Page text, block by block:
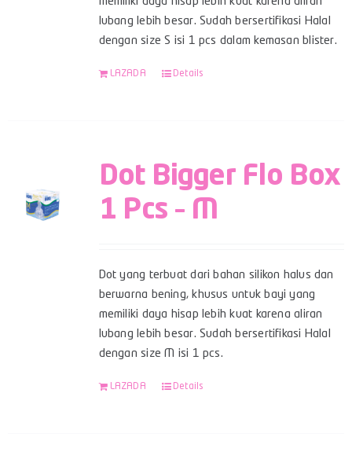
lubang lebih besar. Sudah bersertifikasi Halal
dengan size S isi 1 pcs dalam kemasan blister.
LAZADA Details
Dot Bigger Flo Box
1 Pcs – M
Dot yang terbuat dari bahan silikon halus dan
berwarna bening, khusus untuk bayi yang
memiliki daya hisap lebih kuat karena aliran
lubang lebih besar. Sudah bersertifikasi Halal
dengan size M isi 1 pcs.
LAZADA Details